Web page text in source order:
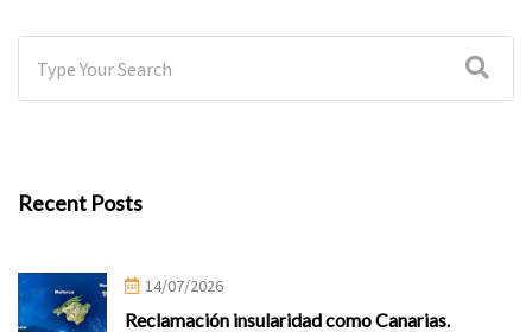
Recent Posts
14/07/2026
Reclamación insularidad como Canarias.